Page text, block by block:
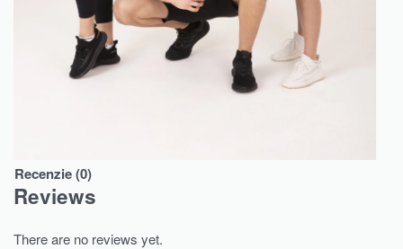
Recenzie (0)
Reviews
There are no reviews yet.